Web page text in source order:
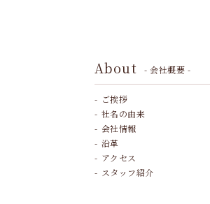
About - 会社概要 -
ご挨拶
社名の由来
会社情報
沿革
アクセス
スタッフ紹介